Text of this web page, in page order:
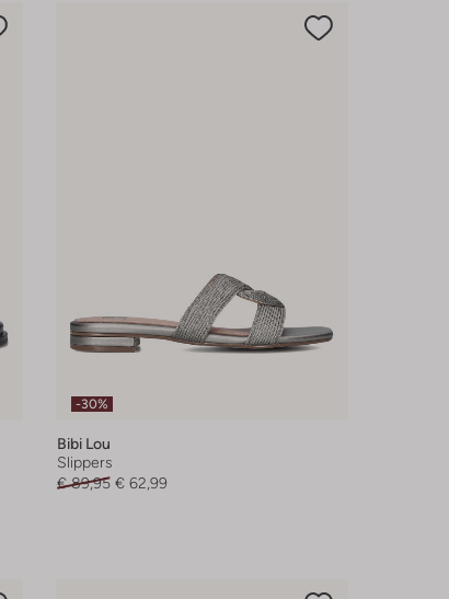
-30%
Bibi Lou
Slippers
€ 89,95 € 62,99